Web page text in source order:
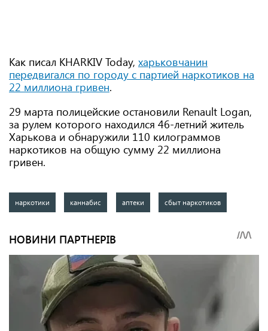
Как писал KHARKIV Today, харьковчанин
передвигался по городу с партией наркотиков на
22 миллиона гривен.
29 марта полицейские остановили Renault Logan,
за рулем которого находился 46-летний житель
Харькова и обнаружили 110 килограммов
наркотиков на общую сумму 22 миллиона
гривен.
наркотики каннабис аптеки сбыт наркотиков